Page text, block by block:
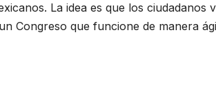
La idea es que los ciudadanos
Congreso que funcione de manera